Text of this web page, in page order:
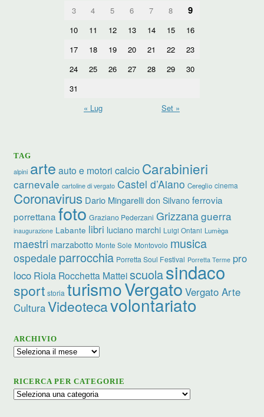
3
4 5 6 7 8 9
10 11 12 13 14 15
16
17
18 19 20 21 22
23
24
25 26 27 28 29
30
31
« Lug
Set »
TAG
alpini arte auto e motori calcio Carabinieri
carnevale cartoline di vergato Castel d’Aiano Cereglio cinema
Coronavirus Dario Mingarelli don Silvano ferrovia
porrettana foto Graziano Pederzani Grizzanaguerra
inaugurazione Labante libri luciano marchi Luigi Ontani Lumèga
maestri marzabotto Monte Sole Montovolo musica
ospedale parrocchia Porretta Soul Festival Porretta Terme pro
loco Riola Rocchetta Matteiscuolasindaco
sport storia turismoVergato Vergato Arte
CulturaVideotecavolontariato
ARCHIVIO
Archivio
RICERCA PER CATEGORIE
Ricerca